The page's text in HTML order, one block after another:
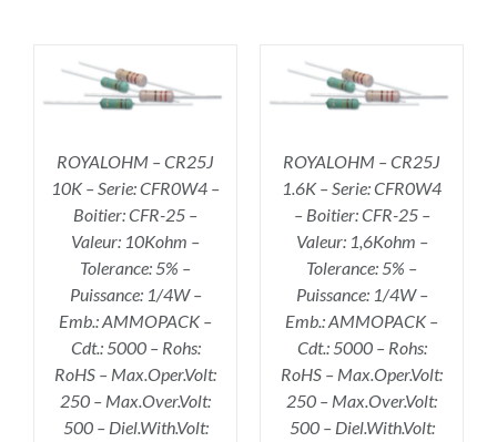
ROYALOHM – CR25J
10K – Serie: CFR0W4 –
Boitier: CFR-25 –
Valeur: 10Kohm –
Tolerance: 5% –
Puissance: 1/4W –
Emb.: AMMOPACK –
Cdt.: 5000 – Rohs:
RoHS – Max.Oper.Volt:
250 – Max.Over.Volt:
500 – Diel.With.Volt:
AJOUTER AU PANIER
/
DÉTAILS
ROYALOHM – CR25J
1.6K – Serie: CFR0W4
– Boitier: CFR-25 –
Valeur: 1,6Kohm –
Tolerance: 5% –
Puissance: 1/4W –
Emb.: AMMOPACK –
Cdt.: 5000 – Rohs:
RoHS – Max.Oper.Volt:
250 – Max.Over.Volt:
500 – Diel.With.Volt: